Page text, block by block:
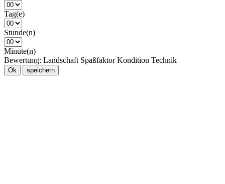
Tag(e)
Stunde(n)
Minute(n)
Bewertung: Landschaft Spaßfaktor Kondition Technik
Ok speichern